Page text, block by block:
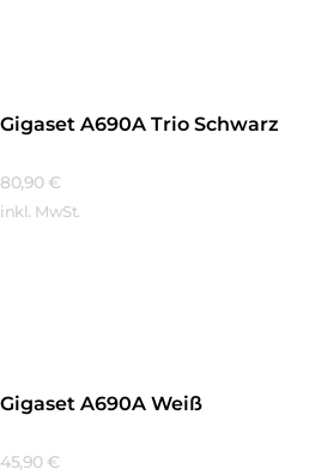
Gigaset A690A Trio Schwarz
80,90 €
inkl. MwSt.
Gigaset A690A Weiß
45,90 €